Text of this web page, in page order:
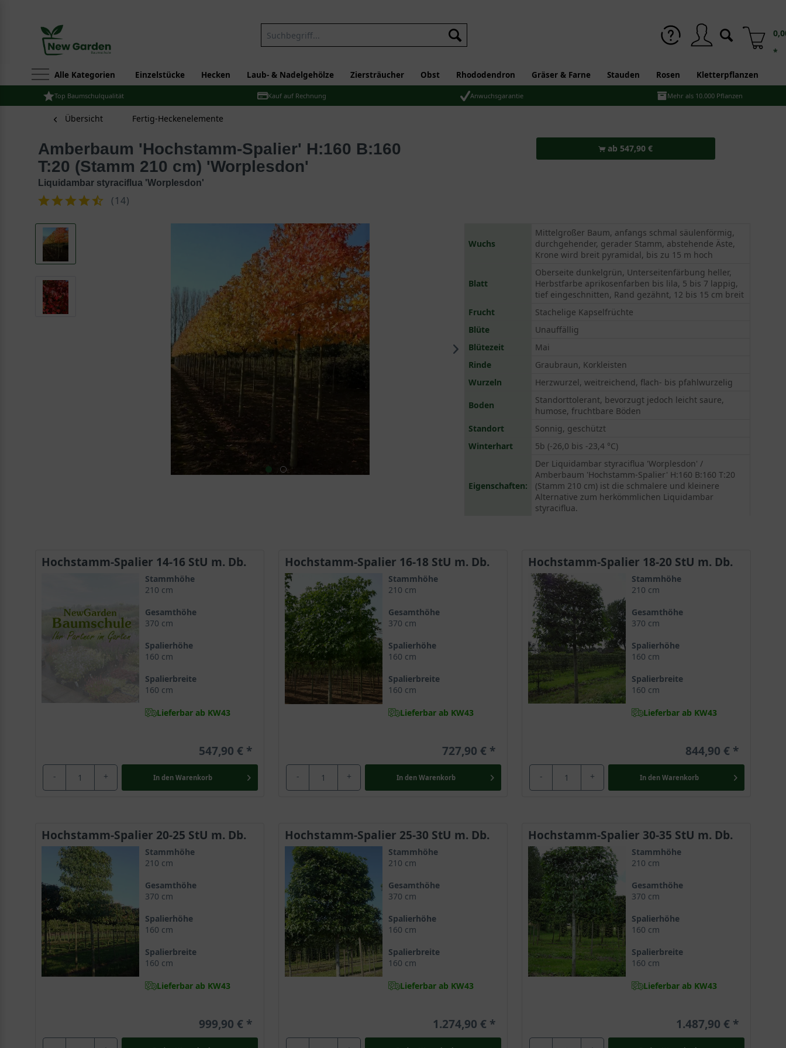
*
Alle Kategorien Einzelstücke Hecken Laub- & Nadelgehölze Ziersträucher Obst Rhododendron Gräser & Farne Stauden Rosen Kletterpflanzen
Top Baumschulqualität Kauf auf Rechnung Anwuchsgarantie Mehr als 10.000 Pflanzen
Übersicht Fertig-Heckenelemente
Amberbaum 'Hochstamm-Spalier' H:160 B:160
T:20 (Stamm 210 cm) 'Worplesdon'
Liquidambar styraciflua 'Worplesdon'
(14)
ab 547,90 €
Wuchs
Mittelgroßer Baum, anfangs schmal säulenförmig,
durchgehender, gerader Stamm, abstehende Äste,
Krone wird breit pyramidal, bis zu 15 m hoch
Blatt
Oberseite dunkelgrün, Unterseitenfärbung heller,
Herbstfarbe aprikosenfarben bis lila, 5 bis 7 lappig,
tief eingeschnitten, Rand gezähnt, 12 bis 15 cm breit
Frucht
Stachelige Kapselfrüchte
Blüte
Unauffällig
Blütezeit
Mai
Rinde
Graubraun, Korkleisten
Wurzeln
Herzwurzel, weitreichend, flach- bis pfahlwurzelig
Boden
Standorttolerant, bevorzugt jedoch leicht saure,
humose, fruchtbare Böden
Standort
Sonnig, geschützt
Winterhart
5b (-26,0 bis -23,4 °C)
Eigenschaften:
Der Liquidambar styraciflua 'Worplesdon' /
Amberbaum 'Hochstamm-Spalier' H:160 B:160 T:20
(Stamm 210 cm) ist die schmalere und kleinere
Alternative zum herkömmlichen Liquidambar
styraciflua.
Hochstamm-Spalier 14-16 StU m. Db.
Stammhöhe
210 cm
Gesamthöhe
370 cm
Spalierhöhe
160 cm
Spalierbreite
160 cm
Lieferbar ab KW43
547,90 €
- + In den Warenkorb
Hochstamm-Spalier 16-18 StU m. Db.
Stammhöhe
210 cm
Gesamthöhe
370 cm
Spalierhöhe
160 cm
Spalierbreite
160 cm
Lieferbar ab KW43
727,90 €
- + In den Warenkorb
Hochstamm-Spalier 18-20 StU m. Db.
Stammhöhe
210 cm
Gesamthöhe
370 cm
Spalierhöhe
160 cm
Spalierbreite
160 cm
Lieferbar ab KW43
844,90 €
- + In den Warenkorb
Hochstamm-Spalier 20-25 StU m. Db.
Stammhöhe
210 cm
Gesamthöhe
370 cm
Spalierhöhe
160 cm
Spalierbreite
160 cm
Lieferbar ab KW43
999,90 €
Hochstamm-Spalier 25-30 StU m. Db.
Stammhöhe
210 cm
Gesamthöhe
370 cm
Spalierhöhe
160 cm
Spalierbreite
160 cm
Lieferbar ab KW43
1.274,90 €
Hochstamm-Spalier 30-35 StU m. Db.
Stammhöhe
210 cm
Gesamthöhe
370 cm
Spalierhöhe
160 cm
Spalierbreite
160 cm
Lieferbar ab KW43
1.487,90 €